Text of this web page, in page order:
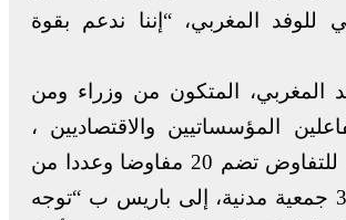
للوفد المغربي، “إننا ندعم بقوة
المغربي، المتكون من وزراء ومن
المؤسساتيين والاقتصاديين ،
فضلا عن لجنة للتفاوض تضم 20 مفاوضا وعددا من
البرلمانيين و30 جمعية مدنية، إلى باريس ب “توجه